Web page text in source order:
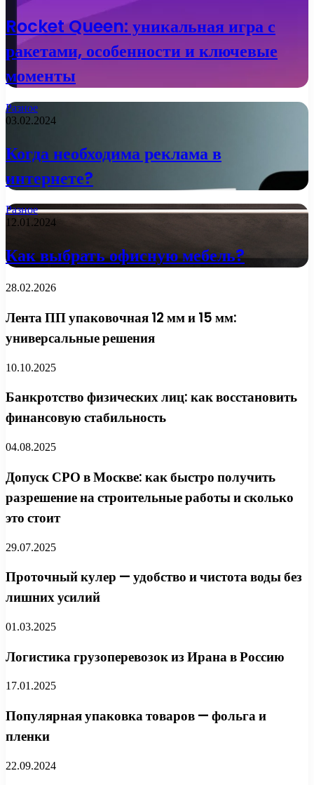
Rocket Queen: уникальная игра с
ракетами, особенности и ключевые
моменты
Разное
03.02.2024
Когда необходима реклама в
интернете?
Разное
12.01.2024
Как выбрать офисную мебель?
28.02.2026
Лента ПП упаковочная 12 мм и 15 мм:
универсальные решения
10.10.2025
Банкротство физических лиц: как восстановить
финансовую стабильность
04.08.2025
Допуск СРО в Москве: как быстро получить
разрешение на строительные работы и сколько
это стоит
29.07.2025
Проточный кулер — удобство и чистота воды без
лишних усилий
01.03.2025
Логистика грузоперевозок из Ирана в Россию
17.01.2025
Популярная упаковка товаров — фольга и
пленки
22.09.2024